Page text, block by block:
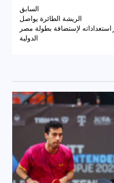
السابق
الريشة الطائرة يواصل
استعداداته لإستضافة بطولة مصر
الدولية